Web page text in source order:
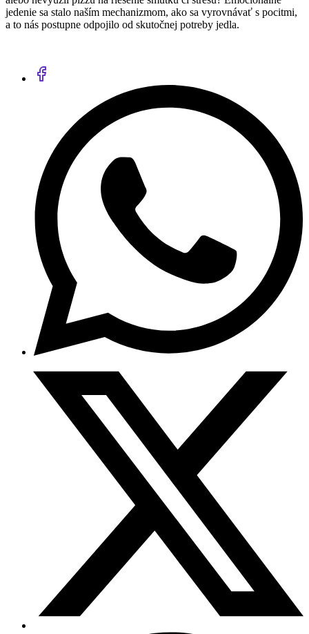
jedenie sa stalo naším mechanizmom, ako sa vyrovnávať s pocitmi,
a to nás postupne odpojilo od skutočnej potreby jedla.